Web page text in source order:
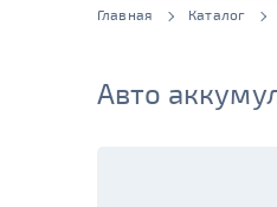
Главная Каталог
Авто